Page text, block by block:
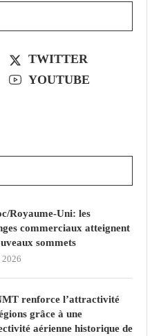
TWITTER
YOUTUBE
Royaume-Uni: les
commerciaux atteignent
sommets
2026
renforce l’attractivité
grâce à une
aérienne historique de